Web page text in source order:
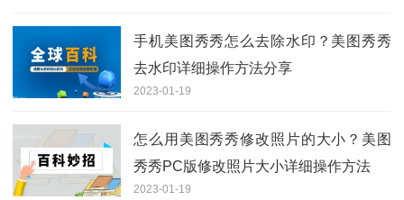
手机美图秀秀怎么去除水印？美图秀秀
去水印详细操作方法分享
2023-01-19
怎么用美图秀秀修改照片的大小？美图
秀秀PC版修改照片大小详细操作方法
2023-01-19